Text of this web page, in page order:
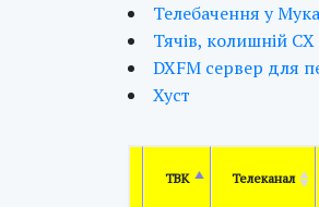
Телебачення у
Тячів, колишній
DXFM сервер для
Хуст
ТВК Телеканал